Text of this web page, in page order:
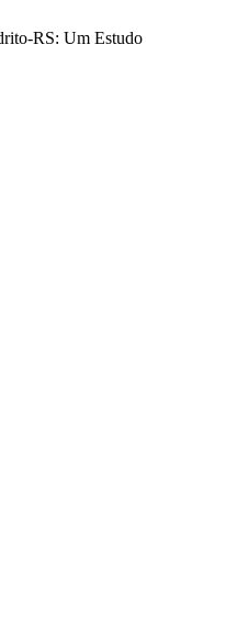
RS: Um Estudo